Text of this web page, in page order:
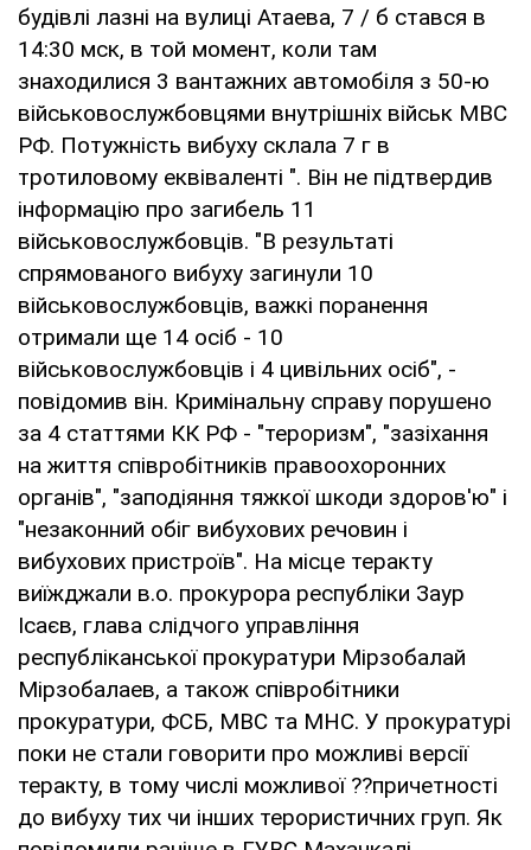
будівлі лазні на вулиці Атаева, 7 / б стався в
14:30 мск, в той момент, коли там
знаходилися 3 вантажних автомобіля з 50-ю
військовослужбовцями внутрішніх військ МВС
РФ. Потужність вибуху склала 7 г в
тротиловому еквіваленті ". Він не підтвердив
інформацію про загибель 11
військовослужбовців. "В результаті
спрямованого вибуху загинули 10
військовослужбовців, важкі поранення
отримали ще 14 осіб - 10
військовослужбовців і 4 цивільних осіб", -
повідомив він. Кримінальну справу порушено
за 4 статтями КК РФ - "тероризм", "зазіхання
на життя співробітників правоохоронних
органів", "заподіяння тяжкої шкоди здоров'ю" і
"незаконний обіг вибухових речовин і
вибухових пристроїв". На місце теракту
виїжджали в.о. прокурора республіки Заур
Ісаєв, глава слідчого управління
республіканської прокуратури Мірзобалай
Мірзобалаев, а також співробітники
прокуратури, ФСБ, МВС та МНС. У прокуратурі
поки не стали говорити про можливі версії
теракту, в тому числі можливої ??причетності
до вибуху тих чи інших терористичних груп. Як